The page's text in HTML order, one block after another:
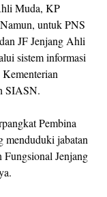
Muda, KP
untuk PNS
JF Jenjang Ahli
sistem informasi
SIASN.
Pembina
menduduki jabatan
Fungsional Jenjang